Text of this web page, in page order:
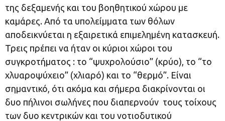
της δεξαμενής και του βοηθητικού χώρου με
καμάρες. Από τα υπολείμματα των θόλων
αποδεικνύεται η εξαιρετικά επιμελημένη κατασκευή.
Τρεις πρέπει να ήταν οι κύριοι χώροι του
συγκροτήματος : το “ψυχρολούσιο” (κρύο), το “το
χλυαροψύχειο” (χλιαρό) και το “θερμό”. Είναι
σημαντικό, ότι ακόμα και σήμερα διακρίνονται οι
δυο πήλινοι σωλήνες που διαπερνούν τους τοίχους
των δυο κεντρικών και του νοτιοδυτικού